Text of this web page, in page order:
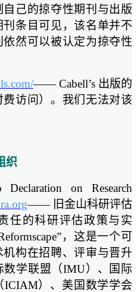
己的掠夺性期刊与出版
条目可见，该名单并不
然可以被认定为掠夺性
—— Cabell’s 出版的
访问）。我们无法对该
织
on Research
—— 旧金山科研评估
任的科研评估政策与实
，这是一个可
构在招聘、评审与晋升
学联盟（IMU）、国际
）、美国数学学会